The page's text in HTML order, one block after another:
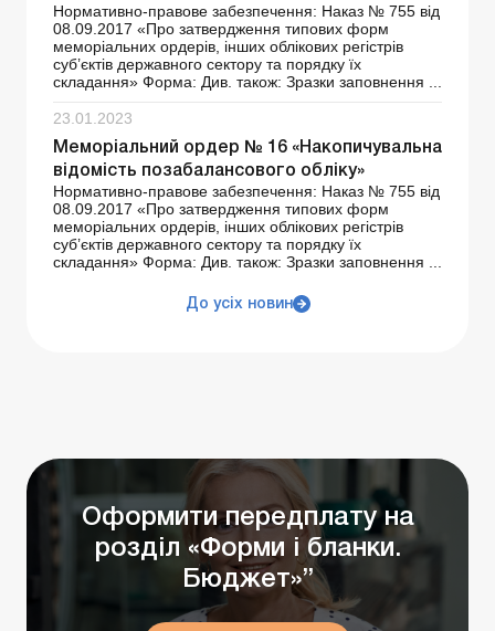
Нормативно-правове забезпечення: Наказ № 755 від
08.09.2017 «Про затвердження типових форм
меморіальних ордерів, інших облікових регістрів
суб’єктів державного сектору та порядку їх
складання» Форма: Див. також: Зразки заповнення ...
23.01.2023
Меморіальний ордер № 16 «Накопичувальна
відомість позабалансового обліку»
Нормативно-правове забезпечення: Наказ № 755 від
08.09.2017 «Про затвердження типових форм
меморіальних ордерів, інших облікових регістрів
суб’єктів державного сектору та порядку їх
складання» Форма: Див. також: Зразки заповнення ...
До усіх новин
Оформити передплату на
розділ «Форми і бланки.
Бюджет»”